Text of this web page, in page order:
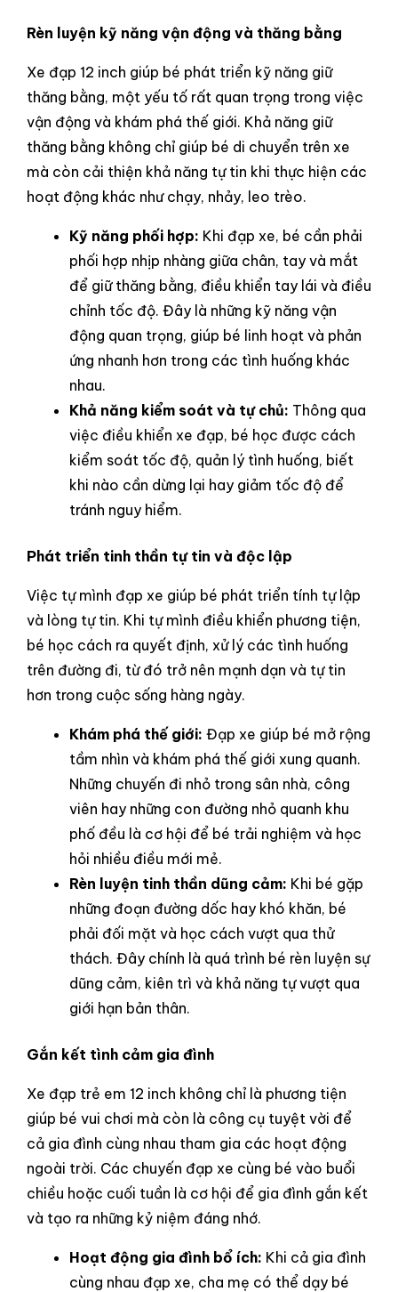
Rèn luyện kỹ năng vận động và thăng bằng
Xe đạp 12 inch giúp bé phát triển kỹ năng giữ
thăng bằng, một yếu tố rất quan trọng trong việc
vận động và khám phá thế giới. Khả năng giữ
thăng bằng không chỉ giúp bé di chuyển trên xe
mà còn cải thiện khả năng tự tin khi thực hiện các
hoạt động khác như chạy, nhảy, leo trèo.
Kỹ năng phối hợp: Khi đạp xe, bé cần phải
phối hợp nhịp nhàng giữa chân, tay và mắt
để giữ thăng bằng, điều khiển tay lái và điều
chỉnh tốc độ. Đây là những kỹ năng vận
động quan trọng, giúp bé linh hoạt và phản
ứng nhanh hơn trong các tình huống khác
nhau.
Khả năng kiểm soát và tự chủ: Thông qua
việc điều khiển xe đạp, bé học được cách
kiểm soát tốc độ, quản lý tình huống, biết
khi nào cần dừng lại hay giảm tốc độ để
tránh nguy hiểm.
Phát triển tinh thần tự tin và độc lập
Việc tự mình đạp xe giúp bé phát triển tính tự lập
và lòng tự tin. Khi tự mình điều khiển phương tiện,
bé học cách ra quyết định, xử lý các tình huống
trên đường đi, từ đó trở nên mạnh dạn và tự tin
hơn trong cuộc sống hàng ngày.
Khám phá thế giới: Đạp xe giúp bé mở rộng
tầm nhìn và khám phá thế giới xung quanh.
Những chuyến đi nhỏ trong sân nhà, công
viên hay những con đường nhỏ quanh khu
phố đều là cơ hội để bé trải nghiệm và học
hỏi nhiều điều mới mẻ.
Rèn luyện tinh thần dũng cảm: Khi bé gặp
những đoạn đường dốc hay khó khăn, bé
phải đối mặt và học cách vượt qua thử
thách. Đây chính là quá trình bé rèn luyện sự
dũng cảm, kiên trì và khả năng tự vượt qua
giới hạn bản thân.
Gắn kết tình cảm gia đình
Xe đạp trẻ em 12 inch không chỉ là phương tiện
giúp bé vui chơi mà còn là công cụ tuyệt vời để
cả gia đình cùng nhau tham gia các hoạt động
ngoài trời. Các chuyến đạp xe cùng bé vào buổi
chiều hoặc cuối tuần là cơ hội để gia đình gắn kết
và tạo ra những kỷ niệm đáng nhớ.
Hoạt động gia đình bổ ích: Khi cả gia đình
cùng nhau đạp xe, cha mẹ có thể dạy bé